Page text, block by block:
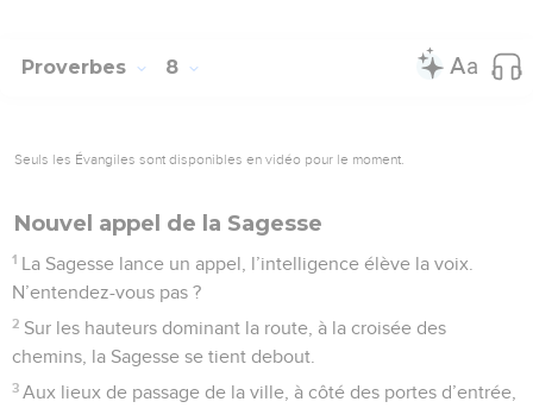
Proverbes 8
Seuls les Évangiles sont disponibles en vidéo pour le moment.
Nouvel appel de la Sagesse
1 La Sagesse lance un appel, l’intelligence élève la voix.
N’entendez-vous pas ?
2 Sur les hauteurs dominant la route, à la croisée des
chemins, la Sagesse se tient debout.
3 Aux lieux de passage de la ville, à côté des portes d’entrée,